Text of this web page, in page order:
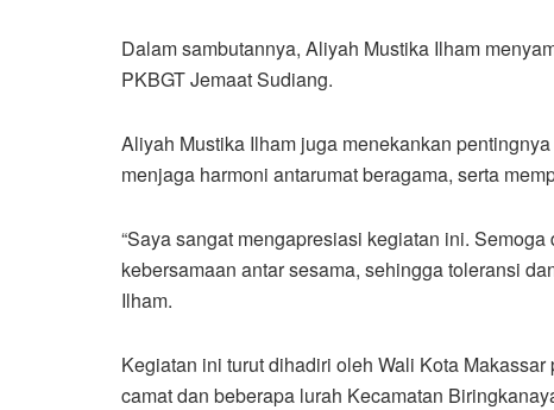
Dalam sambutannya, Aliyah Mustika Ilham
PKBGT Jemaat Sudiang.
Aliyah Mustika Ilham juga menekankan
menjaga harmoni antarumat beragama, serta
“Saya sangat mengapresiasi kegiatan ini.
kebersamaan antar sesama, sehingga toleransi
Ilham.
Kegiatan ini turut dihadiri oleh Wali Kota
camat dan beberapa lurah Kecamatan